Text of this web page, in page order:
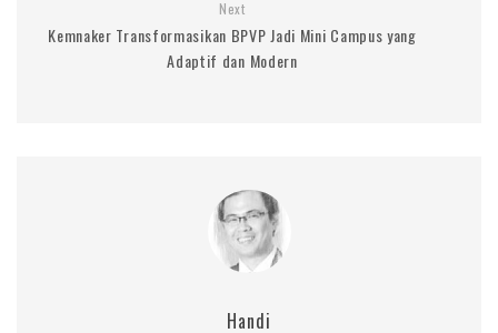
Next
Kemnaker Transformasikan BPVP Jadi Mini Campus yang
Adaptif dan Modern
Handi